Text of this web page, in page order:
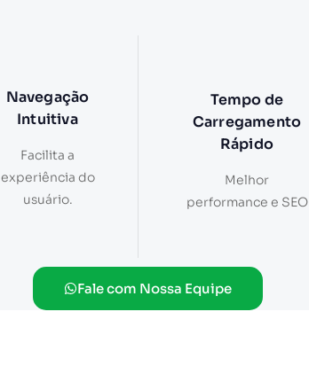
Navegação
Intuitiva
Facilita a
experiência do
usuário.
Tempo de
Carregamento
Rápido
Melhor
performance e SEO
Fale com Nossa Equipe